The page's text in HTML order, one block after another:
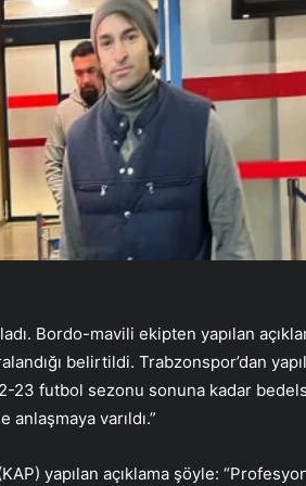
Bordo-mavili ekipten yapılan
belirtildi. Trabzonspor’dan
23 futbol sezonu sonuna kadar
varıldı.”
yapılan açıklama şöyle: